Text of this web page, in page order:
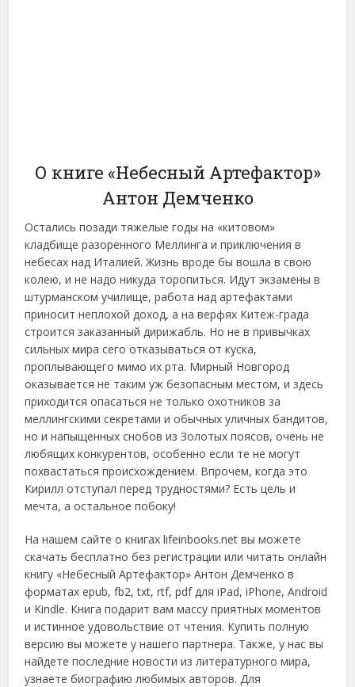
О книге «Небесный Артефактор»
Антон Демченко
Остались позади тяжелые годы на «китовом»
кладбище разоренного Меллинга и приключения в
небесах над Италией. Жизнь вроде бы вошла в свою
колею, и не надо никуда торопиться. Идут экзамены в
штурманском училище, работа над артефактами
приносит неплохой доход, а на верфях Китеж-града
строится заказанный дирижабль. Но не в привычках
сильных мира сего отказываться от куска,
проплывающего мимо их рта. Мирный Новгород
оказывается не таким уж безопасным местом, и здесь
приходится опасаться не только охотников за
меллингскими секретами и обычных уличных бандитов,
но и напыщенных снобов из Золотых поясов, очень не
любящих конкурентов, особенно если те не могут
похвастаться происхождением. Впрочем, когда это
Кирилл отступал перед трудностями? Есть цель и
мечта, а остальное побоку!
На нашем сайте о книгах lifeinbooks.net вы можете
скачать бесплатно без регистрации или читать онлайн
книгу «Небесный Артефактор» Антон Демченко в
форматах epub, fb2, txt, rtf, pdf для iPad, iPhone, Android
и Kindle. Книга подарит вам массу приятных моментов
и истинное удовольствие от чтения. Купить полную
версию вы можете у нашего партнера. Также, у нас вы
найдете последние новости из литературного мира,
узнаете биографию любимых авторов. Для